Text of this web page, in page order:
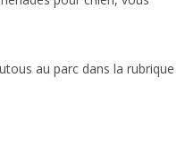
au parc dans la rubrique